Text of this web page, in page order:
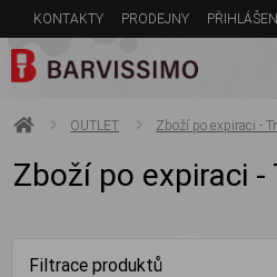
KONTAKTY PRODEJNY
OUTLET Zboží po expiraci -
Zboží po expiraci -
Filtrace produktů